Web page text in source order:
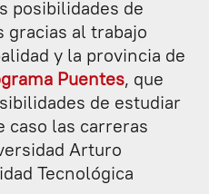
posibilidades de
gracias al trabajo
y la provincia de
Puentes, que
de estudiar
caso las carreras
Arturo
Tecnológica